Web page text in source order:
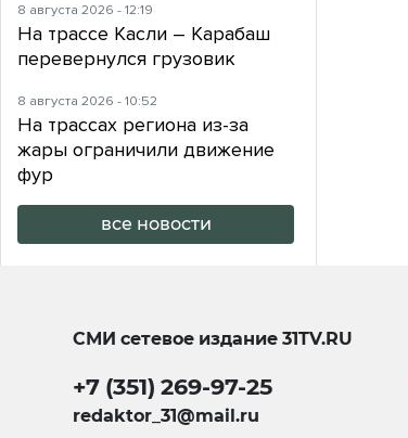
8 августа 2026 - 12:19
На трассе Касли – Карабаш
перевернулся грузовик
8 августа 2026 - 10:52
На трассах региона из-за
жары ограничили движение
фур
все новости
СМИ сетевое издание31TV.RU
+7 (351) 269-97-25
redaktor_31@mail.ru